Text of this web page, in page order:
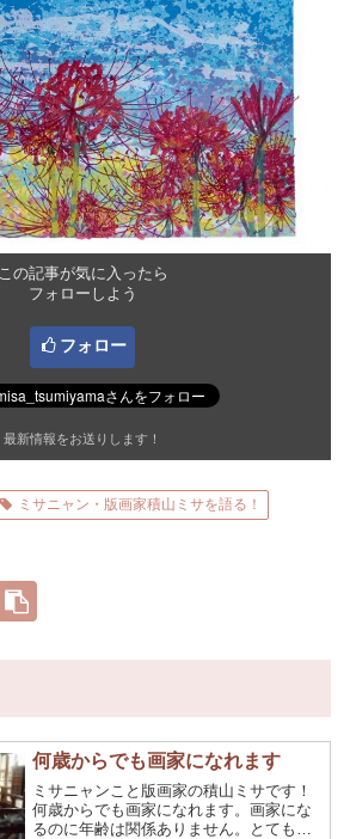
この記事が気に入ったら
フォローしよう
フォロー
最新情報をお送りします！
ミサニャン・版画家積山ミサを語る！
何歳からでも画家になれます
ミサニャンこと版画家の積山ミサです！
何歳からでも画家になれます。画家にな
るのに年齢は関係ありません。とても若